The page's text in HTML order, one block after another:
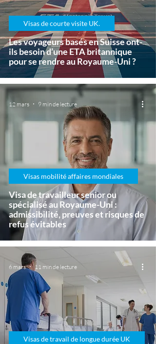
Les voyageurs basés en Suisse ont-
ils besoin d’une ETA britannique
pour se rendre au Royaume-Uni ?
Visas de courte visite UK.
Visa de travailleur senior ou
spécialisé au Royaume-Uni :
admissibilité, preuves et risques de
refus évitables
Visas mobilité affaires mondiales
12 mars 9 min de lecture
Visas de travail de longue durée UK
6 mars 11 min de lecture